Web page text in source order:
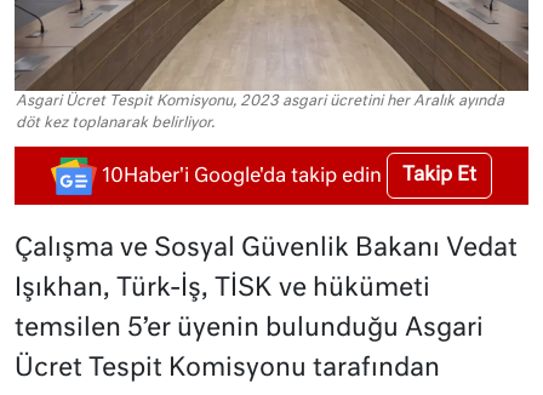
Asgari Ücret Tespit Komisyonu, 2023 asgari ücretini her Aralık ayında
döt kez toplanarak belirliyor.
10Haber'i Google'da takip edin Takip Et
Çalışma ve Sosyal Güvenlik Bakanı Vedat
Işıkhan, Türk-İş, TİSK ve hükümeti
temsilen 5’er üyenin bulunduğu Asgari
Ücret Tespit Komisyonu tarafından